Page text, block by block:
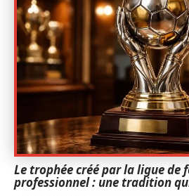
Le trophée créé par la ligue de
professionnel : une tradition